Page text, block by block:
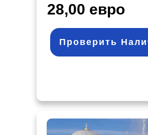
28,00 евро
Проверить